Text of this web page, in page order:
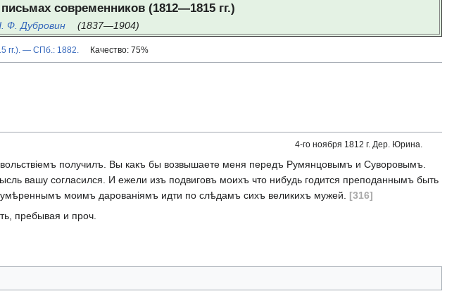
современников (1812—1815 гг.)
Ф. Дубровин (1837—1904)
гг.). — СПб.: 1882. Качество: 75%
4-го ноября 1812 г. Дер. Юрина.
получилъ. Вы какъ бы возвышаете меня передъ Румянцовымъ и Суворовымъ.
вашу согласился. И ежели изъ подвиговъ моихъ что нибудь годится преподаннымъ быть
умѣреннымъ моимъ дарованіямъ идти по слѣдамъ сихъ великихъ мужей. [316]
пребывая и проч.